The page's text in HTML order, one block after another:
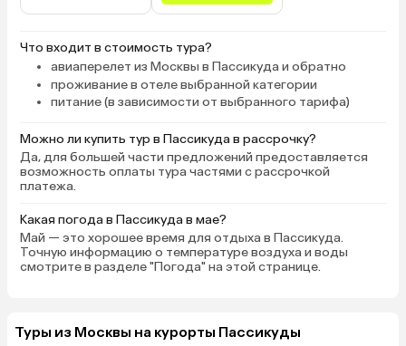
Что входит в стоимость тура?
авиаперелет из Москвы в Пассикуда и обратно
проживание в отеле выбранной категории
питание (в зависимости от выбранного тарифа)
Можно ли купить тур в Пассикуда в рассрочку?
Да, для большей части предложений предоставляется
возможность оплаты тура частями с рассрочкой
платежа.
Какая погода в Пассикуда в мае?
Май — это хорошее время для отдыха в Пассикуда.
Точную информацию о температуре воздуха и воды
смотрите в разделе "Погода" на этой странице.
Туры из Москвы на курорты Пассикуды